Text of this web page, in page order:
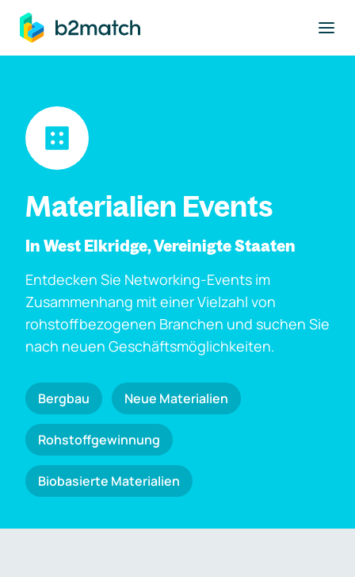
springen
Materialien Events
In West Elkridge, Vereinigte Staaten
Entdecken Sie Networking-Events im
Zusammenhang mit einer Vielzahl von
rohstoffbezogenen Branchen und suchen Sie
nach neuen Geschäftsmöglichkeiten.
Bergbau Neue Materialien
Rohstoffgewinnung
Biobasierte Materialien